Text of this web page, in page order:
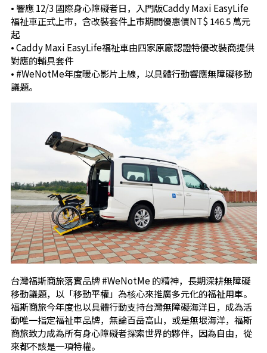
• 響應 12/3 國際身心障礙者日，入門版Caddy Maxi EasyLife
福祉車正式上市，含改裝套件上市期間優惠價NT$ 146.5 萬元
起
• Caddy Maxi EasyLife福祉車由四家原廠認證特優改裝商提供
對應的輔具套件
• #WeNotMe年度暖心影片上線，以具體行動響應無障礙移動
議題。
台灣福斯商旅落實品牌 #WeNotMe 的精神，長期深耕無障礙
移動議題，以「移動平權」為核心來推廣多元化的福祉用車。
福斯商旅今年度也以具體行動支持台灣無障礙海洋日，成為活
動唯一指定福祉車品牌，無論百岳高山，或是無垠海洋，福斯
商旅致力成為所有身心障礙者探索世界的夥伴，因為自由，從
來都不該是一項特權。